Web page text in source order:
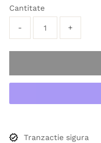
Cantitate
- +
Tranzactie sigura